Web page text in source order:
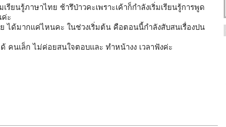
รียนรู้ภาษาไทย ช้ารึป่าวคะเพราะเค้าก็กำลังเริ่มเรียนรู้การพูด
ะ
ได้มากแค่ไหนคะ ในช่วงเริ่มต้น คือตอนนี้กำลังสับสนเรื่องปน
นเล็ก ไม่ค่อยสนใจตอบและ ทำหน้างง เวลาฟังค่ะ